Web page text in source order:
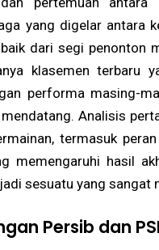
yang digelar antara
dari segi penonton
klasemen terbaru
performa masing-
Analisis
termasuk
memengaruhi hasil
sesuatu yang
Persib dan